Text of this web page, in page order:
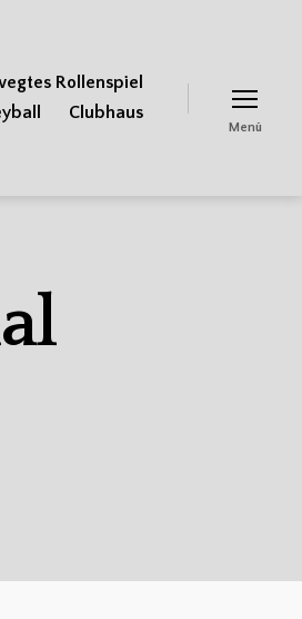
Rollenspiel
Clubhaus
Menü